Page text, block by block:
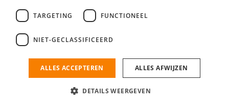
login
Bedrijf aanmelden
nieuwe collega/werknemer zo gevonden!
TARGETING FUNCTIONEEL
NIET-GECLASSIFICEERD
ALLES ACCEPTEREN ALLES AFWIJZEN
DETAILS WEERGEVEN